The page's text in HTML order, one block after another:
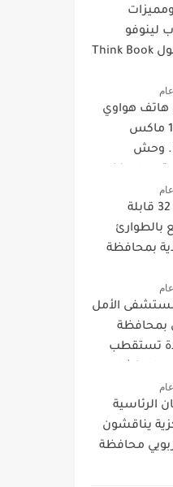
لينوفو
المحمول Think Book
هاتف هواوي
نوفا 15 ماكس
وحش
تأهيل 32 قابلة
بالطوارئ
بمحافظة
مستشفى الأمل
بمحافظة
تستقطب
الرئاسية
يناقشون
محافظة